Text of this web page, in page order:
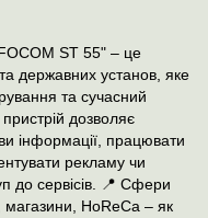
ST 55" – це
державних установ, яке
та сучасний
дозволяє
інформації, працювати
рекламу чи
до сервісів. 📍 Сфери
магазини, HoReCa – як